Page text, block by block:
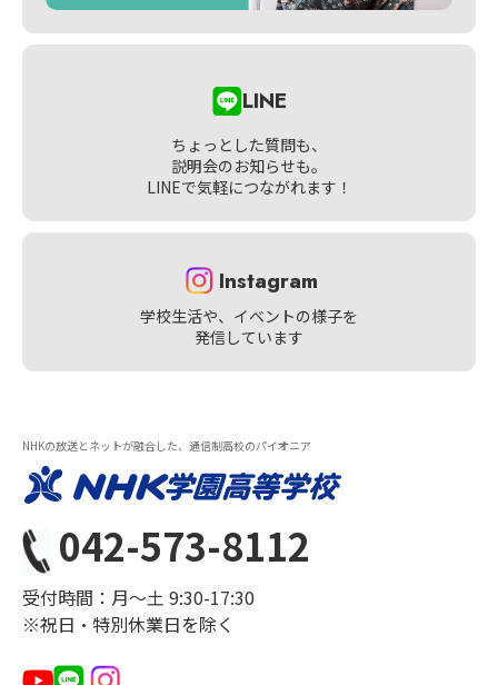
LINE
ちょっとした質問も、
説明会のお知らせも。
LINEで気軽につながれます！
Instagram
学校生活や、イベントの様子を
発信しています
NHKの放送とネットが融合した、通信制高校のパイオニア
042-573-8112
受付時間：月〜土 9:30-17:30
※祝日・特別休業日を除く